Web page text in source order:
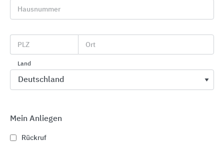
Komponenten für die Fernwärmenutzung
DanfossClimate Solutions
Hausnummer
PLZ Ort
Land
Mein Anliegen
Rückruf